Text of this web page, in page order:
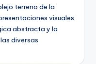
terreno de la
visuales
abstracta y la
diversas